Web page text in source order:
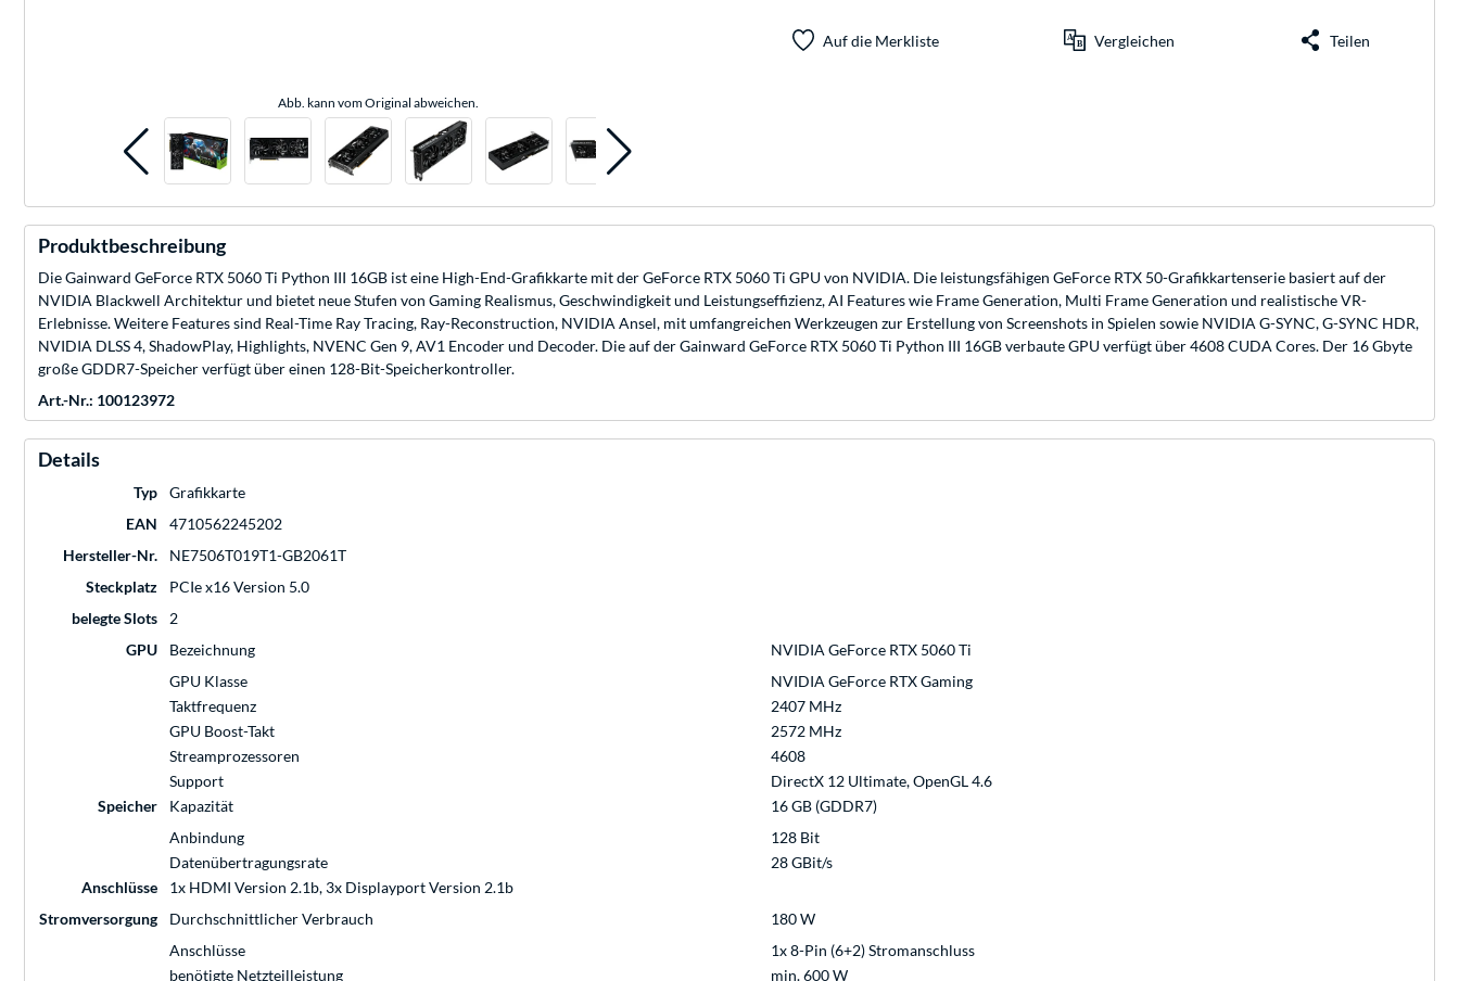
Abb. kann vom Original abweichen.
Auf die Merkliste Vergleichen Teilen
Produktbeschreibung
Die Gainward GeForce RTX 5060 Ti Python III 16GB ist eine High-End-Grafikkarte mit der GeForce RTX 5060 Ti GPU von NVIDIA. Die leistungsfähigen GeForce RTX 50-Grafikkartenserie basiert auf der
NVIDIA Blackwell Architektur und bietet neue Stufen von Gaming Realismus, Geschwindigkeit und Leistungseffizienz, AI Features wie Frame Generation, Multi Frame Generation und realistische VR-
Erlebnisse. Weitere Features sind Real-Time Ray Tracing, Ray-Reconstruction, NVIDIA Ansel, mit umfangreichen Werkzeugen zur Erstellung von Screenshots in Spielen sowie NVIDIA G-SYNC, G-SYNC HDR,
NVIDIA DLSS 4, ShadowPlay, Highlights, NVENC Gen 9, AV1 Encoder und Decoder. Die auf der Gainward GeForce RTX 5060 Ti Python III 16GB verbaute GPU verfügt über 4608 CUDA Cores. Der 16 Gbyte
große GDDR7-Speicher verfügt über einen 128-Bit-Speicherkontroller.
Art.-Nr.: 100123972
Details
Typ
Grafikkarte
EAN
4710562245202
Hersteller-Nr.
NE7506T019T1-GB2061T
Steckplatz
PCIe x16 Version 5.0
belegte Slots
2
GPU
Bezeichnung
NVIDIA GeForce RTX 5060 Ti
GPU Klasse
NVIDIA GeForce RTX Gaming
Taktfrequenz
2407 MHz
GPU Boost-Takt
2572 MHz
Streamprozessoren
4608
Support
DirectX 12 Ultimate, OpenGL 4.6
Speicher
Kapazität
16 GB (GDDR7)
Anbindung
128 Bit
Datenübertragungsrate
28 GBit/s
Anschlüsse
1x HDMI Version 2.1b, 3x Displayport Version 2.1b
Stromversorgung
Durchschnittlicher Verbrauch
180 W
Anschlüsse
1x 8-Pin (6+2) Stromanschluss
benötigte Netzteilleistung
min. 600 W